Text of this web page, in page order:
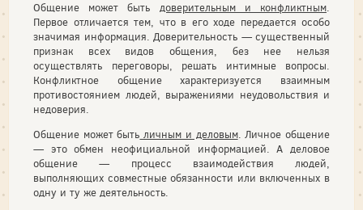
Общение может быть доверительным и конфликтным.
Первое отличается тем, что в его ходе передается особо
значимая информация. Доверительность — существенный
признак всех видов общения, без нее нельзя
осуществлять переговоры, решать интимные вопросы.
Конфликтное общение характеризуется взаимным
противостоянием людей, выражениями неудовольствия и
недоверия.
Общение может быть личным и деловым. Личное общение
— это обмен неофициальной информацией. А деловое
общение — процесс взаимодействия людей,
выполняющих совместные обязанности или включенных в
одну и ту же деятельность.